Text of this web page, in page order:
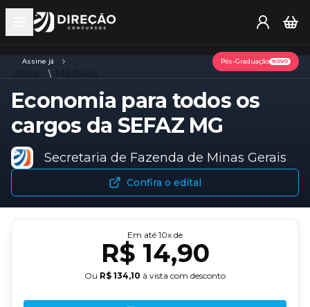
Open main menu
Assine já Pós-Graduação NOVO
Economia para todos os
cargos da SEFAZ MG
Secretaria de Fazenda de Minas Gerais
Confira o edital
Em até 10x de
R$ 14,90
Ou R$ 134,10 à vista com desconto